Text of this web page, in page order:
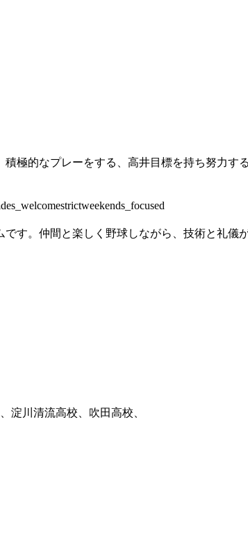
極的なプレーをする、高井目標を持ち努力す
strictweekends_focused
す。仲間と楽しく野球しながら、技術と礼
淀川清流高校、吹田高校、